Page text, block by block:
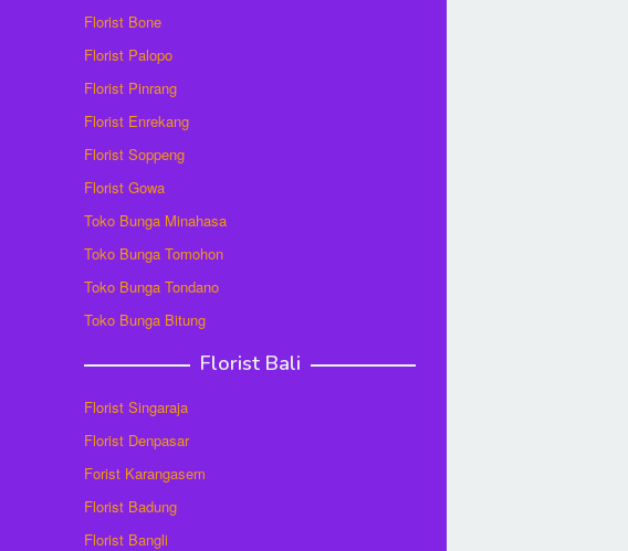
Florist Bone
Florist Palopo
Florist Pinrang
Florist Enrekang
Florist Soppeng
Florist Gowa
Toko Bunga Minahasa
Toko Bunga Tomohon
Toko Bunga Tondano
Toko Bunga Bitung
Florist Bali
Florist Singaraja
Florist Denpasar
Forist Karangasem
Florist Badung
Florist Bangli